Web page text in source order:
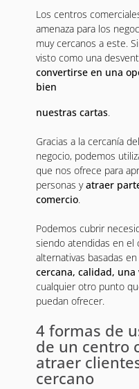
Los centros
amenaza para los
muy cercanos a este.
visto como una
convertirse en una
bien
nuestras cartas.
Gracias a la cercanía
negocio, podemos
que nos ofrece para
personas yatraer
comercio.
Podemos cubrir
siendo atendidas en el
alternativas basadas en
cercana, calidad, una
cualquier otro punto
puedan ofrecer.
4 formas de
de un centro
atraer
cercano